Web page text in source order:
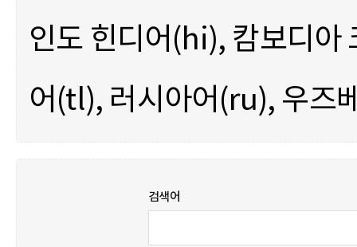
인도 힌디어(hi), 캄보디
어(tl), 러시아어(ru), 우즈
검색어